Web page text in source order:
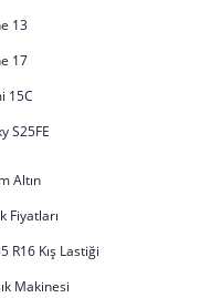
13
17
15C
S25FE
Altın
Fiyatları
R16 Kış Lastiği
Makinesi